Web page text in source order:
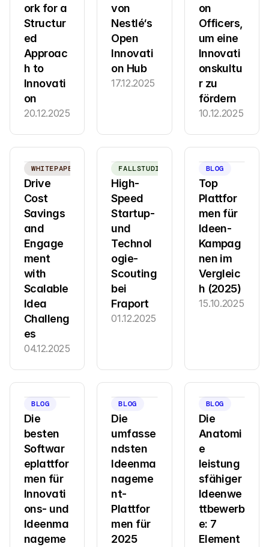
ork for a
Structur
ed
Approac
h to
Innovati
on
20.12.2025
von
Nestlé‘s
Open
Innovati
on Hub
17.12.2025
on
Officers,
um eine
Innovati
onskultu
r zu
fördern
10.12.2025
WHITEPAPER
Drive
Cost
Savings
and
Engage
ment
with
Scalable
Idea
Challeng
es
04.12.2025
FALLSTUDIE
High-
Speed
Startup-
und
Technol
ogie-
Scouting
bei
Fraport
01.12.2025
BLOG
Top
Plattfor
men für
Ideen-
Kampag
nen im
Vergleic
h (2025)
15.10.2025
BLOG
Die
besten
Softwar
eplattfor
men für
Innovati
ons- und
Ideenma
nageme
BLOG
Die
umfasse
ndsten
Ideenma
nageme
nt-
Plattfor
men für
2025
BLOG
Die
Anatomi
e
leistung
sfähiger
Ideenwe
ttbewerb
e: 7
Element